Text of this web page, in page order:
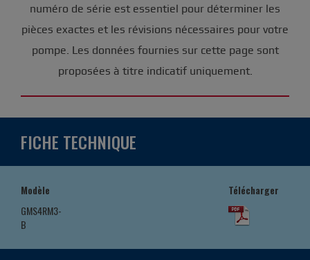
numéro de série est essentiel pour déterminer les
pièces exactes et les révisions nécessaires pour votre
pompe. Les données fournies sur cette page sont
proposées à titre indicatif uniquement.
FICHE TECHNIQUE
Modèle
Télécharger
GMS4RM3-
B